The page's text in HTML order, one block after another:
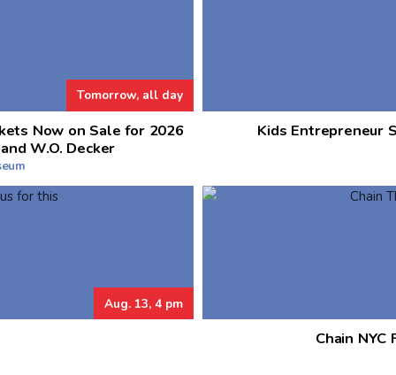
Tomorrow, all day
Now on Sale for 2026
W.O. Decker
Kids Entrepreneur
Aug. 13, 4 pm
Chain NYC